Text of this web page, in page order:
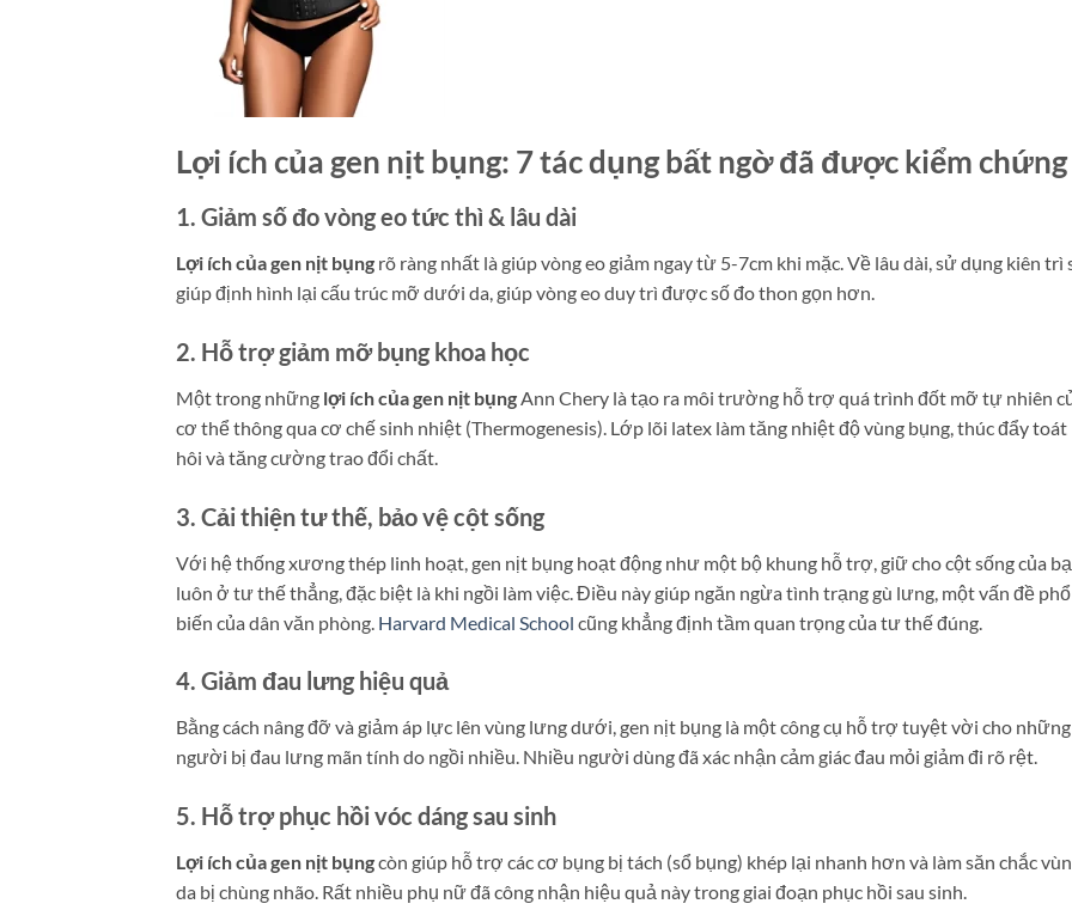
Lợi ích của gen nịt bụng: 7 tác dụng bất ngờ đã được kiểm chứng
1. Giảm số đo vòng eo tức thì & lâu dài
Lợi ích của gen nịt bụng rõ ràng nhất là giúp vòng eo giảm ngay từ 5-7cm khi mặc. Về lâu dài, sử dụng kiên trì
giúp định hình lại cấu trúc mỡ dưới da, giúp vòng eo duy trì được số đo thon gọn hơn.
2. Hỗ trợ giảm mỡ bụng khoa học
Một trong những lợi ích của gen nịt bụngAnn Chery là tạo ra môi trường hỗ trợ quá trình đốt mỡ tự nhiên
cơ thể thông qua cơ chế sinh nhiệt (Thermogenesis). Lớp lõi latex làm tăng nhiệt độ vùng bụng, thúc đẩy toát
hôi và tăng cường trao đổi chất.
3. Cải thiện tư thế, bảo vệ cột sống
Với hệ thống xương thép linh hoạt, gen nịt bụng hoạt động như một bộ khung hỗ trợ, giữ cho cột sống của
luôn ở tư thế thẳng, đặc biệt là khi ngồi làm việc. Điều này giúp ngăn ngừa tình trạng gù lưng, một vấn đề phổ
biến của dân văn phòng. Harvard Medical School cũng khẳng định tầm quan trọng của tư thế đúng.
4. Giảm đau lưng hiệu quả
Bằng cách nâng đỡ và giảm áp lực lên vùng lưng dưới, gen nịt bụng là một công cụ hỗ trợ tuyệt vời cho những
người bị đau lưng mãn tính do ngồi nhiều. Nhiều người dùng đã xác nhận cảm giác đau mỏi giảm đi rõ rệt.
5. Hỗ trợ phục hồi vóc dáng sau sinh
Lợi ích của gen nịt bụngcòn giúp hỗ trợ các cơ bụng bị tách (sổ bụng) khép lại nhanh hơn và làm săn chắc
da bị chùng nhão. Rất nhiều phụ nữ đã công nhận hiệu quả này trong giai đoạn phục hồi sau sinh.